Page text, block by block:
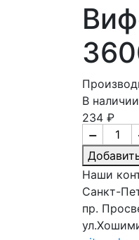
В
234 ₽
−
Наши
Санкт-
пр.